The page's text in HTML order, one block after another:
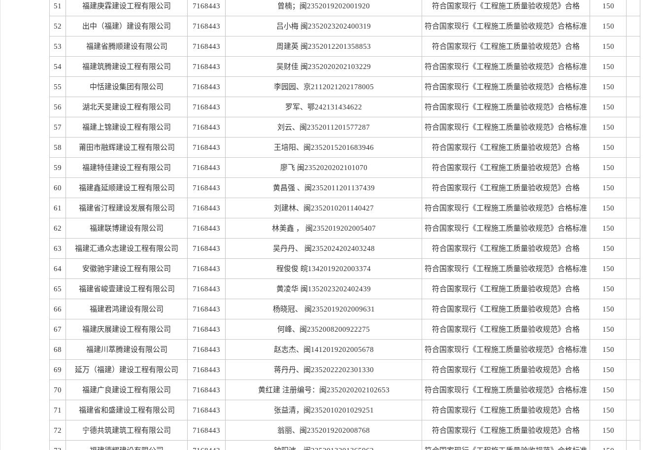
51 福建庚霖建设工程有限公司 7168443 曾楠；闽2352019202001920 符合国家现行《工程施工质量验收规范》合格 150
52 出中（福建）建设有限公司 7168443 吕小梅 闽2352023202400319 符合国家现行《工程施工质量验收规范》合格标准 150
53 福建省腾顺建设有限公司 7168443 周建英 闽2352012201358853 符合国家现行《工程施工质量验收规范》合格 150
54 福建筑腾建设工程有限公司 7168443 吴财佳 闽2352020202103229 符合国家现行《工程施工质量验收规范》合格标准 150
55 中恬建设集团有限公司 7168443 李园园、京2112021202178005 符合国家现行《工程施工质量验收规范》合格标准 150
56 湖北天旻建设工程有限公司 7168443 罗军、鄂242131434622 符合国家现行《工程施工质量验收规范》合格标准 150
57 福建上锦建设工程有限公司 7168443 刘云、闽2352011201577287 符合国家现行《工程施工质量验收规范》合格标准 150
58 莆田市融辉建设工程有限公司 7168443 王培阳、闽2352015201683946 符合国家现行《工程施工质量验收规范》合格 150
59 福建特佳建设工程有限公司 7168443 廖飞 闽2352020202101070 符合国家现行《工程施工质量验收规范》合格 150
60 福建鑫延顺建设工程有限公司 7168443 黄昌强 、闽2352011201137439 符合国家现行《工程施工质量验收规范》合格 150
61 福建省汀程建设发展有限公司 7168443 刘建林、闽2352010201140427 符合国家现行《工程施工质量验收规范》合格标准 150
62 福建联博建设有限公司 7168443 林美鑫 ， 闽2352019202005407 符合国家现行《工程施工质量验收规范》合格标准 150
63 福建汇通众志建设工程有限公司 7168443 吴丹丹、 闽2352024202403248 符合国家现行《工程施工质量验收规范》合格 150
64 安徽驰宇建设工程有限公司 7168443 程俊俊 皖1342019202003374 符合国家现行《工程施工质量验收规范》合格标准 150
65 福建省峻壹建设工程有限公司 7168443 黄凌华 闽1352023202402439 符合国家现行《工程施工质量验收规范》合格 150
66 福建君鸿建设有限公司 7168443 杨晓冠、 闽2352019202009631 符合国家现行《工程施工质量验收规范》合格 150
67 福建庆展建设工程有限公司 7168443 何峰、闽2352008200922275 符合国家现行《工程施工质量验收规范》合格 150
68 福建川萃腾建设有限公司 7168443 赵志杰、闽1412019202005678 符合国家现行《工程施工质量验收规范》合格标准 150
69 延万（福建）建设工程有限公司 7168443 蒋丹丹、闽2352022202301330 符合国家现行《工程施工质量验收规范》合格 150
70 福建广良建设工程有限公司 7168443 黄红建 注册编号：闽2352020202102653 符合国家现行《工程施工质量验收规范》合格标准 150
71 福建省和盛建设工程有限公司 7168443 张益清，闽2352010201029251 符合国家现行《工程施工质量验收规范》合格 150
72 宁德共筑建筑工程有限公司 7168443 翁丽、闽2352019202008768 符合国家现行《工程施工质量验收规范》合格 150